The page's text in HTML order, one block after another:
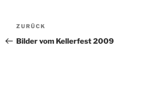
Beitragsnavigation
Vorheriger
Beitrag
ZURÜCK
Bilder vom Kellerfest 2009